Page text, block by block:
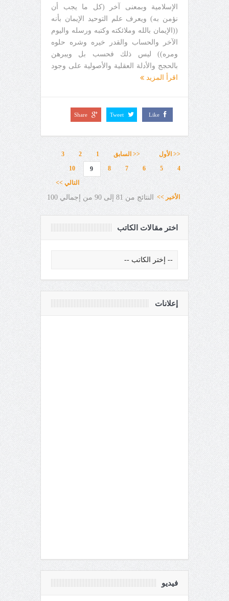
الإسلامية وبمعنى آخر (كل ما يجب أن
نؤمن به) ويعرف علم التوحيد الإيمان بأنه
((الإيمان بالله وملائكته وكتبه ورسله واليوم
الآخر والحساب والقدر خيره وشره حلوه
ومره)) ليس ذلك فحسب بل ويبرهن
بالحجج والأدلة العقلية والأصولية على وجود
اقرأ المزيد
Like
Tweet
Share
<< الأول << السابق 1
2
3
4
5
6
7
8
9
10
التالي >>
الأخير >> النتائج من 81 إلى 90 من إجمالي 100
اختر مقالات الكاتب
إعلانات
فيديو